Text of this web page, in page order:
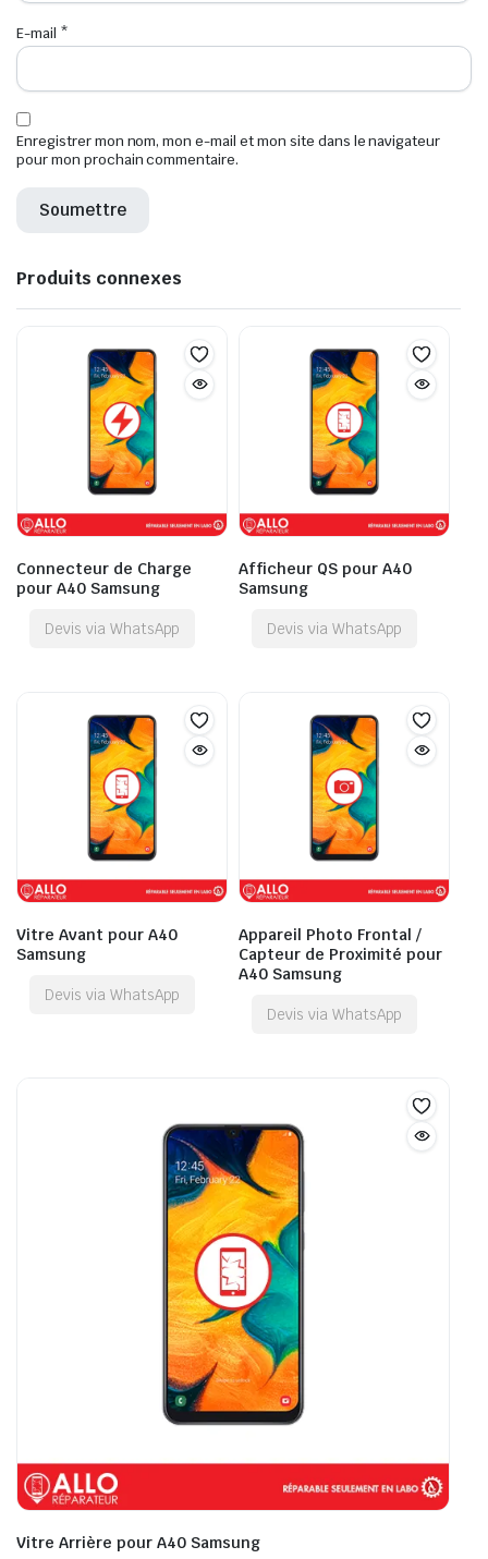
E-mail *
Enregistrer mon nom, mon e-mail et mon site dans le navigateur
pour mon prochain commentaire.
Produits connexes
Connecteur de Charge
pour A40 Samsung
Devis via WhatsApp
Afficheur QS pour A40
Samsung
Devis via WhatsApp
Vitre Avant pour A40
Samsung
Devis via WhatsApp
Appareil Photo Frontal /
Capteur de Proximité pour
A40 Samsung
Devis via WhatsApp
Vitre Arrière pour A40 Samsung